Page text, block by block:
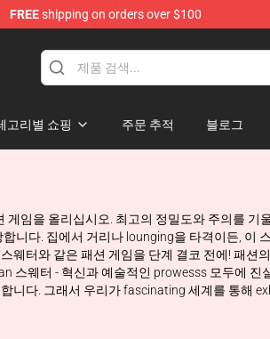
FREEshipping on orders over $100
고리별 쇼핑 주문 추적 블로그
임을 올리십시오. 최고의 정밀도와 주의를
니다. 집에서 거리나 lounging을 타격이든, 이
웨터와 같은 패션 게임을 단계 결코 전에! 패
스웨터 - 혁신과 예술적인 prowesss 모두에
니다. 그래서 우리가 fascinating 세계를 통해